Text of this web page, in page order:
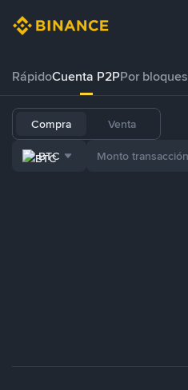
RápidoCuenta P2PPor bloques
Compra Venta
BTC